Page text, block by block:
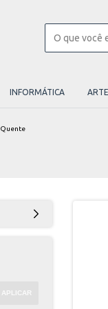
INFORMÁTICA
Quente
APLICAR